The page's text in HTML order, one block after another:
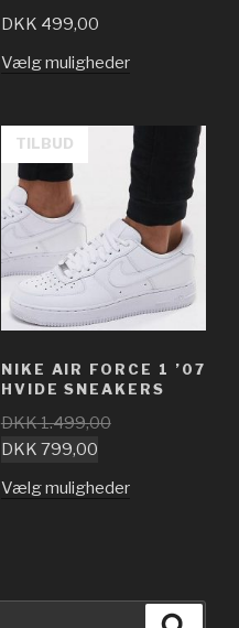
DKK 499,00
Vælg muligheder
TILBUD
NIKE AIR FORCE 1 ’07
HVIDE SNEAKERS
DKK1.499,00
DKK 799,00
Vælg muligheder